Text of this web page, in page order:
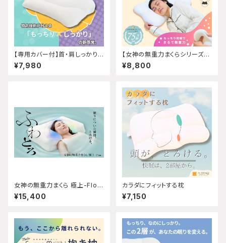
【専用カバー付】首・肩しっかりフ
ィットする枕
¥7,980
【女神の無重力まくらシリーズ】
Motto FuwaMochi カバーセ
ット
¥8,800
女神の無重力まくら 極上-Float
-
¥15,400
カラダにフィットする枕
¥7,150